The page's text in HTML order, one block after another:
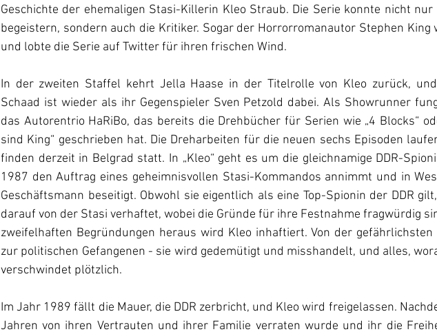
Geschichte der ehemaligen Stasi-Killerin Kleo Straub. Die Serie konnte nicht
begeistern, sondern auch die Kritiker. Sogar der Horrorromanautor Stephen King
und lobte die Serie auf Twitter für ihren frischen Wind.
In der zweiten Staffel kehrt Jella Haase in der Titelrolle von Kleo zurück,
Schaad ist wieder als ihr Gegenspieler Sven Petzold dabei. Als Showrunner
das Autorentrio HaRiBo, das bereits die Drehbücher für Serien wie „4 Blocks“
sind King“ geschrieben hat. Die Dreharbeiten für die neuen sechs Episoden
finden derzeit in Belgrad statt. In „Kleo“ geht es um die gleichnamige DDR-
1987 den Auftrag eines geheimnisvollen Stasi-Kommandos annimmt und in
Geschäftsmann beseitigt. Obwohl sie eigentlich als eine Top-Spionin der DDR
darauf von der Stasi verhaftet, wobei die Gründe für ihre Festnahme fragwürdig
zweifelhaften Begründungen heraus wird Kleo inhaftiert. Von der gefährlichsten
zur politischen Gefangenen - sie wird gedemütigt und misshandelt, und alles,
verschwindet plötzlich.
Im Jahr 1989 fällt die Mauer, die DDR zerbricht, und Kleo wird freigelassen.
Jahren von ihren Vertrauten und ihrer Familie verraten wurde und ihr die